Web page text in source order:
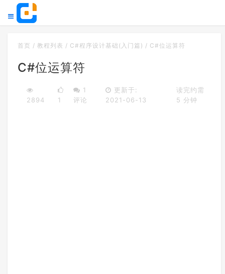
首页 / 教程列表 / C#程序设计基础(入门篇) / C#位运算符
C#位运算符
2894 1
1
评论
更新于:
2021-06-13
读完约需
5 分钟